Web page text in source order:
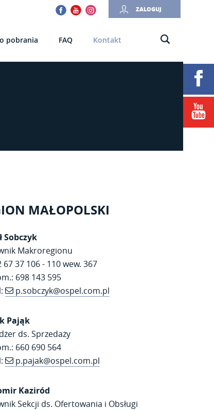
ZALOGUJ
Instagram
pobrania FAQ Kontakt
MAŁOPOLSKI
Sobczyk
Makroregionu
67 37 106 - 110 wew. 367
698 143 595
p.sobczyk@ospel.com.pl
Pająk
ds. Sprzedaży
660 690 564
p.pajak@ospel.com.pl
Kaziród
Sekcji ds. Ofertowania i Obsługi